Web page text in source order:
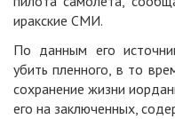
иракские СМИ.
По данным его
убить пленного, в то
сохранение жизни
его на заключенных,